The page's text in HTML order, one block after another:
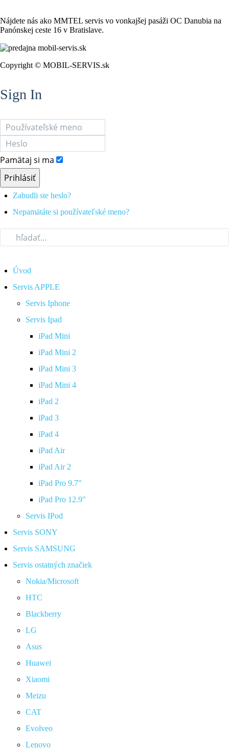
Nájdete nás ako MMTEL servis vo vonkajšej pasáži OC Danubia na
Panónskej ceste 16 v Bratislave.
Copyright © MOBIL-SERVIS.sk
Sign In
Pamätaj si ma
Prihlásiť
Zabudli ste heslo?
Nepamätáte si používateľské meno?
Úvod
Servis APPLE
Servis Iphone
Servis Ipad
iPad Mini
iPad Mini 2
iPad Mini 3
iPad Mini 4
iPad 2
iPad 3
iPad 4
iPad Air
iPad Air 2
iPad Pro 9.7"
iPad Pro 12.9"
Servis IPod
Servis SONY
Servis SAMSUNG
Servis ostatných značiek
Nokia/Microsoft
HTC
Blackberry
LG
Asus
Huawei
Xiaomi
Meizu
CAT
Evolveo
Lenovo